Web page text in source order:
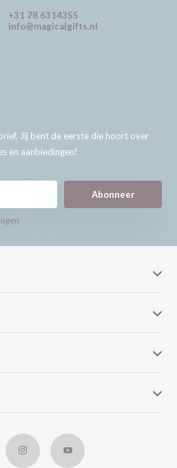
+31 78 6314355
info@magicalgifts.nl
Jij bent de eerste die hoort over
en aanbiedingen!
Abonneer